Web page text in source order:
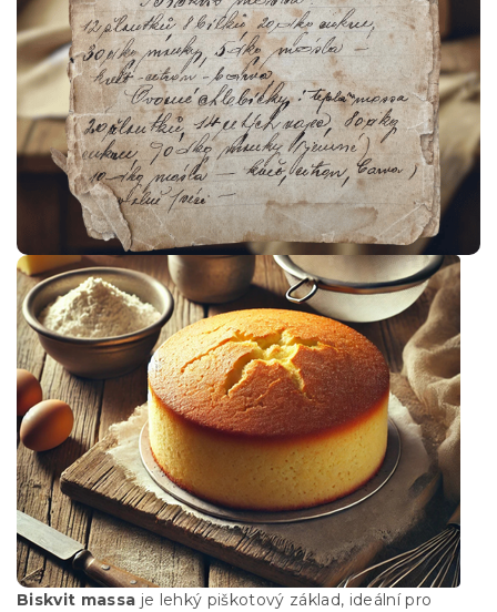
Biskvit massa je lehký piškotový základ, ideální pro